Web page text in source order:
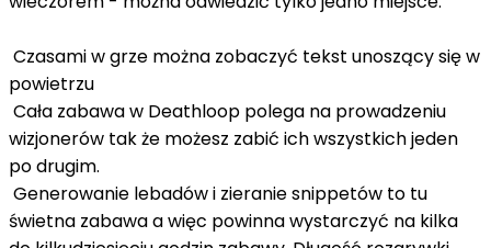
Czasami w grze można zobaczyć tekst unoszący się w
powietrzu
Cała zabawa w Deathloop polega na prowadzeniu
wizjonerów tak że możesz zabić ich wszystkich jeden
po drugim.
Generowanie lebadów i zieranie snippetów to tu
świetna zabawa a więc powinna wystarczyć na kilka